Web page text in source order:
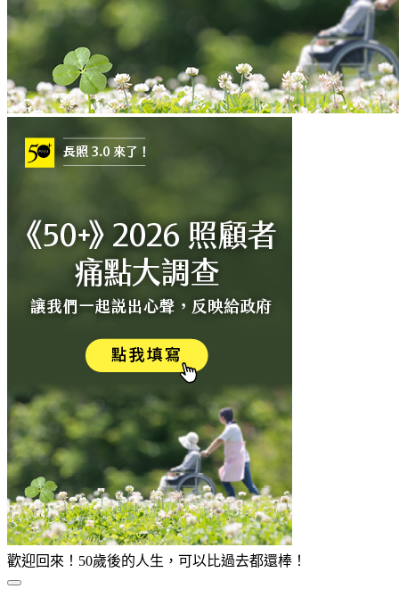
歡迎回來！50歲後的人生，可以比過去都還棒！